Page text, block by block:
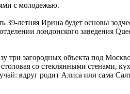
с молодежью.
летняя Ирина будет основы
лондонского заведения
три загородных объекта под
со стеклянными стенами,
вдруг родит Алиса или сама